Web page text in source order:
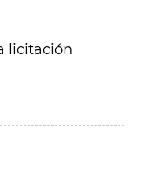
licitación